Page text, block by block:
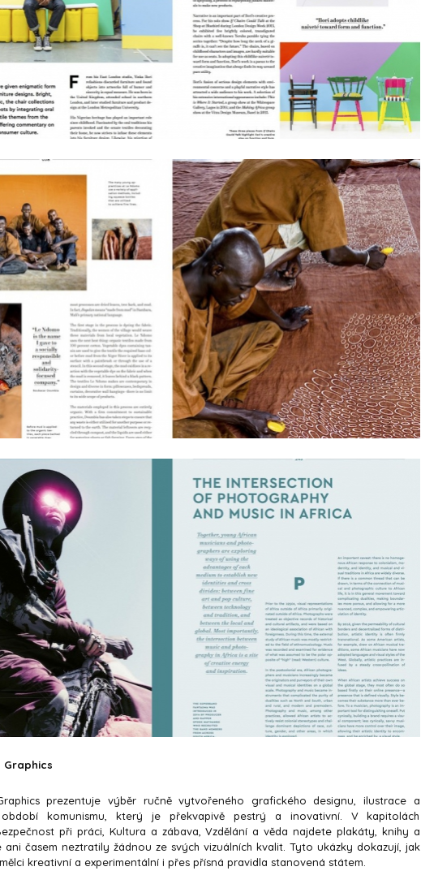
Graphics
prezentuje výběr ručně vytvořeného grafického designu, ilustrace a
komunismu, který je překvapivě pestrý a inovativní. V kapitolách
při práci, Kultura a zábava, Vzdělání a věda najdete plakáty, knihy a
ani časem neztratily žádnou ze svých vizuálních kvalit. Tyto ukázky dokazují, jak
kreativní a experimentální i přes přísná pravidla stanovená státem.